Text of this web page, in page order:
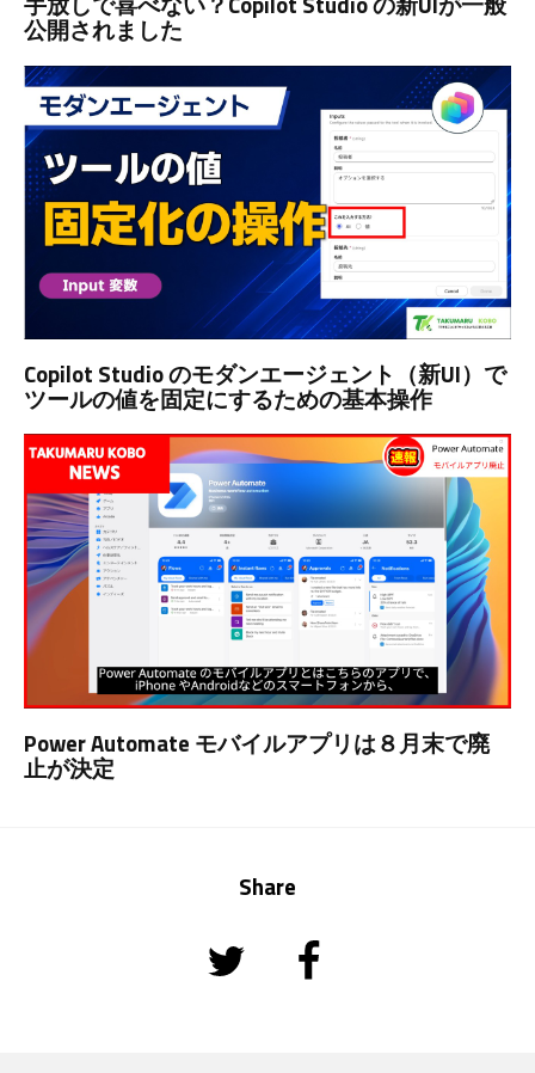
公開されました
Copilot Studio のモダンエージェント（新UI）で
ツールの値を固定にするための基本操作
Power Automate モバイルアプリは８月末で廃
止が決定
Share